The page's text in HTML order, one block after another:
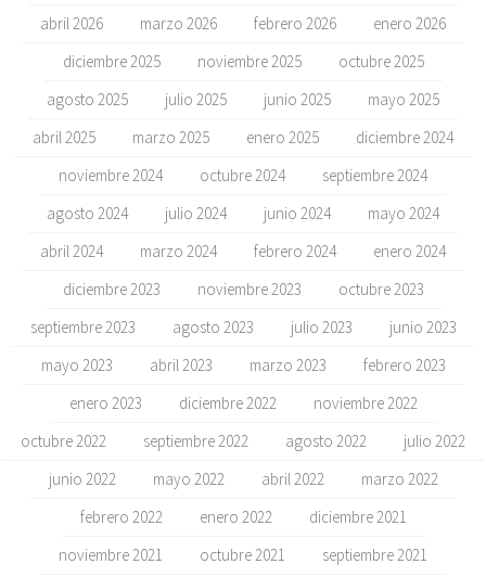
abril 2026
marzo 2026 febrero 2026
enero 2026
diciembre 2025
noviembre 2025
octubre 2025
agosto 2025
julio 2025 junio 2025
mayo 2025
abril 2025
marzo 2025 enero 2025
diciembre 2024
noviembre 2024
octubre 2024
septiembre 2024
agosto 2024
julio 2024 junio 2024
mayo 2024
abril 2024
marzo 2024 febrero 2024
enero 2024
diciembre 2023
noviembre 2023
octubre 2023
septiembre 2023
agosto 2023 julio 2023
junio 2023
mayo 2023
abril 2023 marzo 2023
febrero 2023
enero 2023
diciembre 2022
noviembre 2022
octubre 2022
septiembre 2022 agosto 2022
julio 2022
junio 2022
mayo 2022 abril 2022
marzo 2022
febrero 2022
enero 2022
diciembre 2021
noviembre 2021
octubre 2021
septiembre 2021